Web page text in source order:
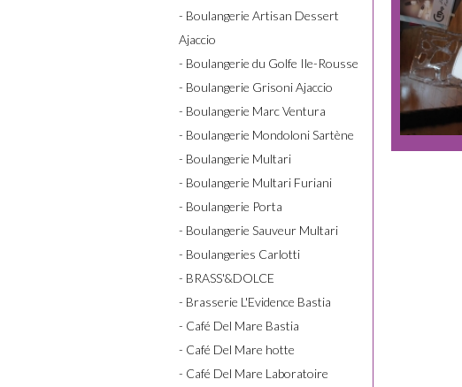
- Boulangerie Artisan Dessert
Ajaccio
- Boulangerie du Golfe Ile-Rousse
- Boulangerie Grisoni Ajaccio
- Boulangerie Marc Ventura
- Boulangerie Mondoloni Sartène
- Boulangerie Multari
- Boulangerie Multari Furiani
- Boulangerie Porta
- Boulangerie Sauveur Multari
- Boulangeries Carlotti
- BRASS'&DOLCE
- Brasserie L'Evidence Bastia
- Café Del Mare Bastia
- Café Del Mare hotte
- Café Del Mare Laboratoire